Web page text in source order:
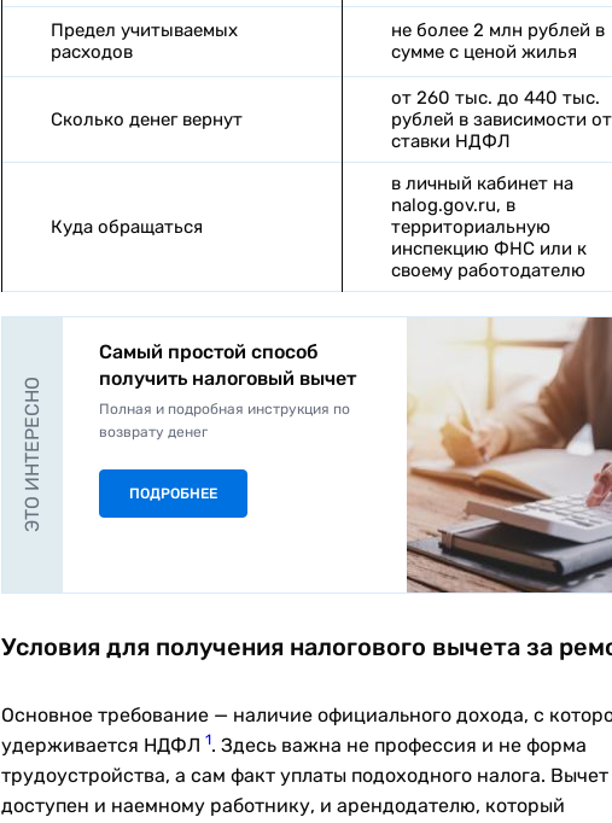
Предел учитываемых
расходов
не более 2 млн рублей в
сумме с ценой жилья
Сколько денег вернут
от 260 тыс. до 440 тыс.
рублей в зависимости от
ставки НДФЛ
Куда обращаться
в личный кабинет на
nalog.gov.ru, в
территориальную
инспекцию ФНС или к
своему работодателю
ЭТО ИНТЕРЕСНО
Самый простой способ
получить налоговый вычет
Полная и подробная инструкция по
возврату денег
ПОДРОБНЕЕ
Условия для получения налогового вычета за
Основное требование — наличие официального дохода, с
удерживается НДФЛ 1. Здесь важна не профессия и не форма
трудоустройства, а сам факт уплаты подоходного налога. Вычет
доступен и наемному работнику, и арендодателю, который